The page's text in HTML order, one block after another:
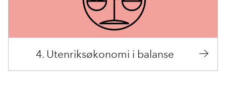
4. Utenriksøkonomi i balanse